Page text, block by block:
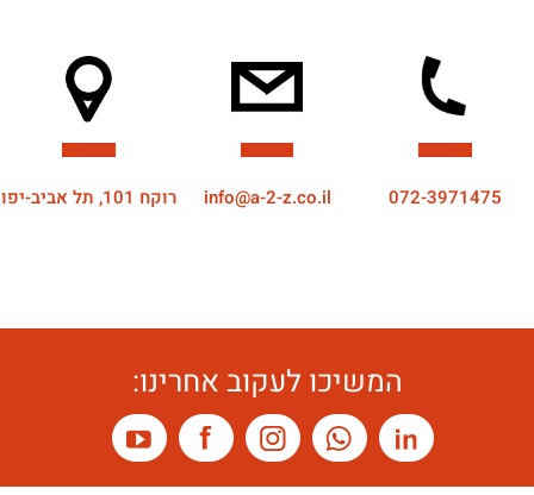
072-3971475
info@a-2-z.co.il רוקח 101, תל אביב-יפו
המשיכו לעקוב אחרינו: